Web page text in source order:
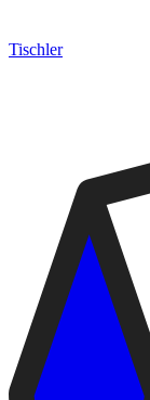
Tischler